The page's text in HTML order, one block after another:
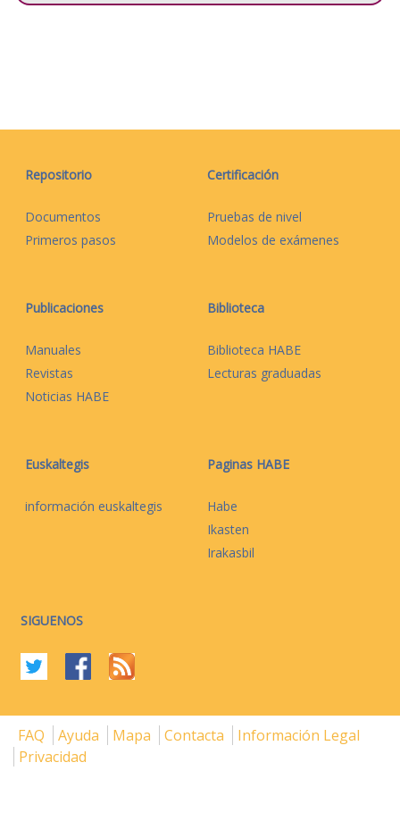
Repositorio
Documentos
Primeros pasos
Certificación
Pruebas de nivel
Modelos de exámenes
Publicaciones
Manuales
Revistas
Noticias HABE
Biblioteca
Biblioteca HABE
Lecturas graduadas
Euskaltegis
información euskaltegis
Paginas HABE
Habe
Ikasten
Irakasbil
SIGUENOS
FAQ Ayuda Mapa Contacta
Información Legal
Privacidad